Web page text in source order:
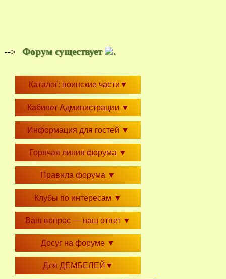
--> Форум существует .
Каталог: воинские части ▼
Кабинет Администрации ▼
Информация для гостей ▼
Горячая линия форума ▼
Правила форума ▼
Клубы по интересам ▼
Ваш вопрос — наш ответ ▼
Досуг на форуме ▼
Для ДЕМБЕЛЕЙ ▼